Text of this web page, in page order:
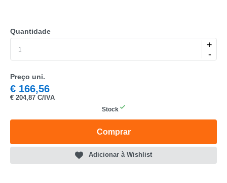
Quantidade
+
-
Preço uni.
€ 166,56
€ 204,87 C/IVA
Stock
Comprar
Adicionar à Wishlist
CATEGORIA
NOME